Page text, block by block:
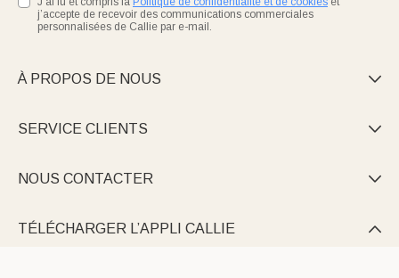
j’accepte de recevoir des communications commerciales
personnalisées de Callie par e-mail.
À PROPOS DE NOUS 
SERVICE CLIENTS 
NOUS CONTACTER 
TÉLÉCHARGER L’APPLI CALLIE 